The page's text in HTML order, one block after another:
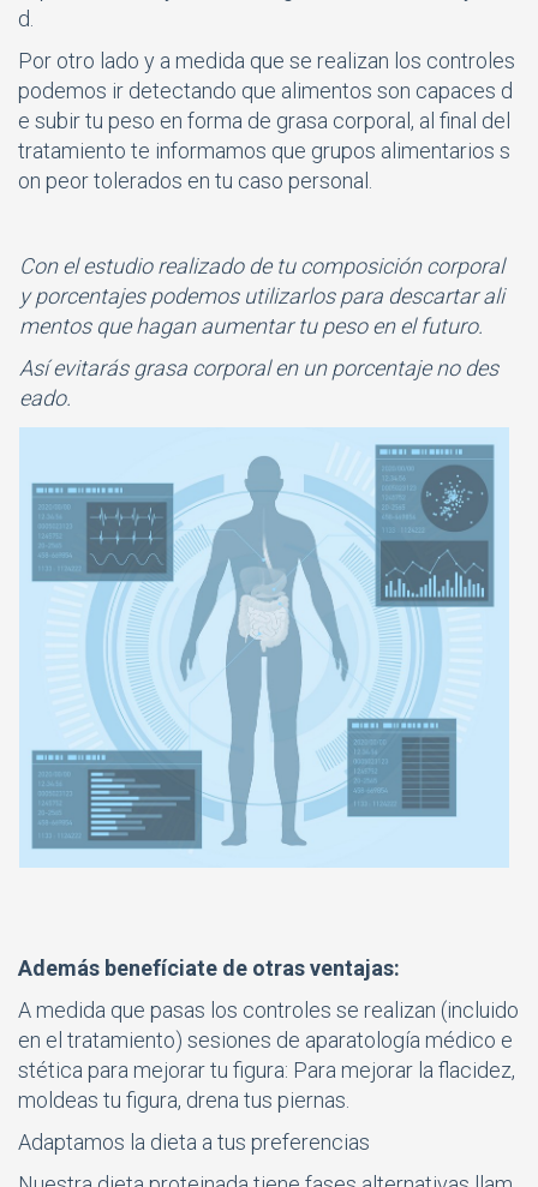
d.
Por otro lado y a medida que se realizan los controles
podemos ir detectando que alimentos son capaces d
e subir tu peso en forma de grasa corporal, al final del
tratamiento te informamos que grupos alimentarios s
on peor tolerados en tu caso personal.
Con el estudio realizado de tu composición corporal
y porcentajes podemos utilizarlos para descartar ali
mentos que hagan aumentar tu peso en el futuro.
Así evitarás grasa corporal en un porcentaje no des
eado.
Además benefíciate de otras ventajas:
A medida que pasas los controles se realizan (incluido
en el tratamiento) sesiones de aparatología médico e
stética para mejorar tu figura: Para mejorar la flacidez,
moldeas tu figura, drena tus piernas.
Adaptamos la dieta a tus preferencias